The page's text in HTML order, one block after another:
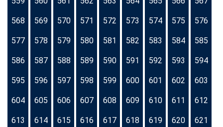
568 569 570 571 572 573 574 575 576
577 578 579 580 581 582 583 584 585
586 587 588 589 590 591 592 593 594
595 596 597 598 599 600 601 602 603
604 605 606 607 608 609 610 611 612
613 614 615 616 617 618 619 620 621